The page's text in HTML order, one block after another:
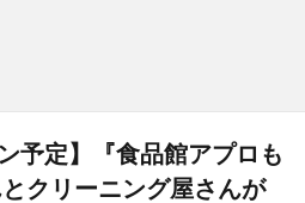
予定】『食品館アプロも
クリーニング屋さんが